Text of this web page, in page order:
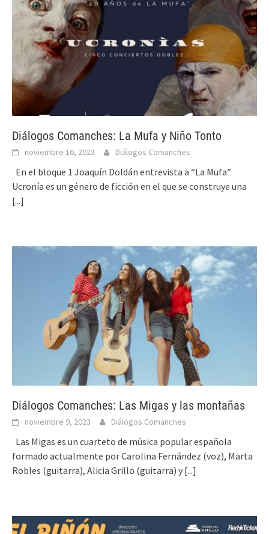
Diálogos Comanches: La Mufa y Niño Tonto
noviembre 16, 2023 Diálogos Comanches
En el bloque 1 Joaquín Doldán entrevista a “La Mufa”
Ucronía es un género de ficción en el que se construye una
[...]
Diálogos Comanches: Las Migas y las montañas
noviembre 9, 2023 Diálogos Comanches
Las Migas es un cuarteto de música popular española
formado actualmente por Carolina Fernández (voz), Marta
Robles (guitarra), Alicia Grillo (guitarra) y [...]